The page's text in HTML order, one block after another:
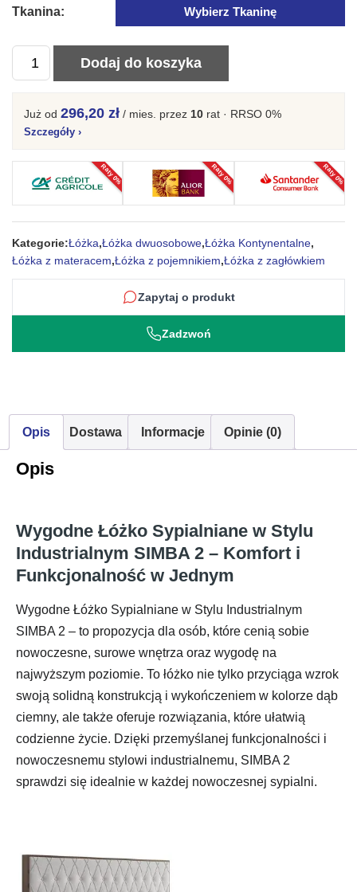
Tkanina: Wybierz Tkaninę
ilość
Wygodne
Sypialniane
Stylu
Industrialnym
SIMBA
Dodaj do koszyka
Już od 296,20 zł / mies. przez 10 rat · RRSO 0%
Szczegóły ›
Raty 0% Raty 0% Raty 0%
Kategorie:Łóżka,Łóżka dwuosobowe,Łóżka Kontynentalne,
Łóżka z materacem,Łóżka z pojemnikiem,Łóżka z zagłówkiem
Zapytaj o produkt
Zadzwoń
Opis Dostawa Informacje Opinie (0)
Opis
Wygodne Łóżko Sypialniane w Stylu
Industrialnym SIMBA 2 – Komfort i
Funkcjonalność w Jednym
Wygodne Łóżko Sypialniane w Stylu Industrialnym
SIMBA 2 – to propozycja dla osób, które cenią sobie
nowoczesne, surowe wnętrza oraz wygodę na
najwyższym poziomie. To łóżko nie tylko przyciąga wzrok
swoją solidną konstrukcją i wykończeniem w kolorze dąb
ciemny, ale także oferuje rozwiązania, które ułatwią
codzienne życie. Dzięki przemyślanej funkcjonalności i
nowoczesnemu stylowi industrialnemu, SIMBA 2
sprawdzi się idealnie w każdej nowoczesnej sypialni.